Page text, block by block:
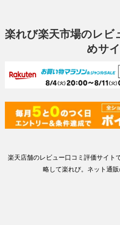
楽れび楽天市場のレビ
めサ
楽天店舗のレビュー口コミ評価サイト
略して楽れび。ネット通